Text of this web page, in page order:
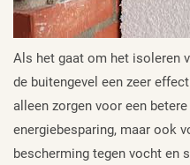
Als het gaat om het isoleren
de buitengevel een zeer
alleen zorgen voor een
energiebesparing, maar ook
bescherming tegen vocht en